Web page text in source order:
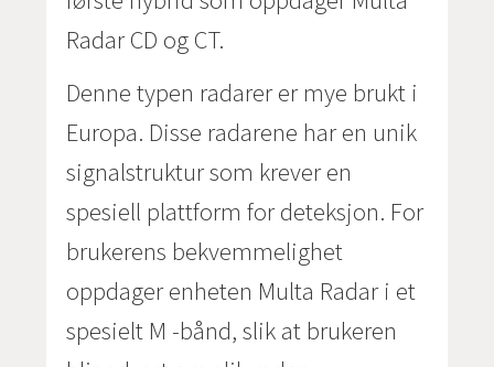
Radar CD og CT.
Denne typen radarer er mye brukt i
Europa. Disse radarene har en unik
signalstruktur som krever en
spesiell plattform for deteksjon. For
brukerens bekvemmelighet
oppdager enheten Multa Radar i et
spesielt M -bånd, slik at brukeren